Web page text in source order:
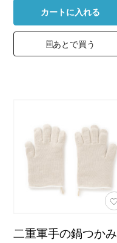
カートに入れる
あとで買う
二重軍手の鍋つかみ